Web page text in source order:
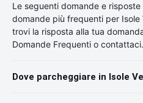
Le seguenti domande e
domande più frequenti per Isole
trovi la risposta alla tua
Domande Frequenti o contattaci.
Dove parcheggiare in Isole